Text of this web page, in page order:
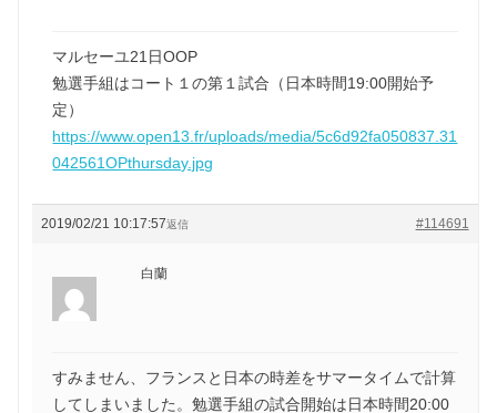
マルセーユ21日OOP
勉選手組はコート１の第１試合（日本時間19:00開始予
定）
https://www.open13.fr/uploads/media/5c6d92fa050837.31
042561OPthursday.jpg
2019/02/21 10:17:57 #114691
返信
白蘭
すみません、フランスと日本の時差をサマータイムで計算
してしまいました。勉選手組の試合開始は日本時間20:00